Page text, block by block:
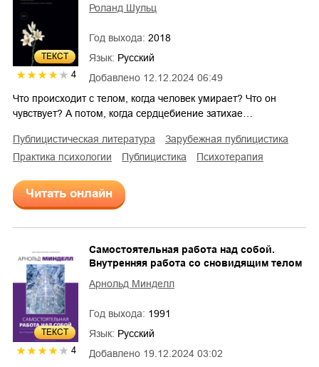
ТЕКСТ
4 Добавлено 12.12.2024 06:49
Роланд Шульц
Год выхода: 2018
Язык: Русский
Что происходит с телом, когда человек умирает? Что он
чувствует? А потом, когда сердцебиение затихае…
публицистическая литература
зарубежная публицистика
практика психологии
публицистика психотерапия
Читать онлайн
ТЕКСТ
4 Добавлено 19.12.2024 03:02
Самостоятельная работа над собой.
Внутренняя работа со сновидящим телом
Арнольд Минделл
Год выхода: 1991
Язык: Русский